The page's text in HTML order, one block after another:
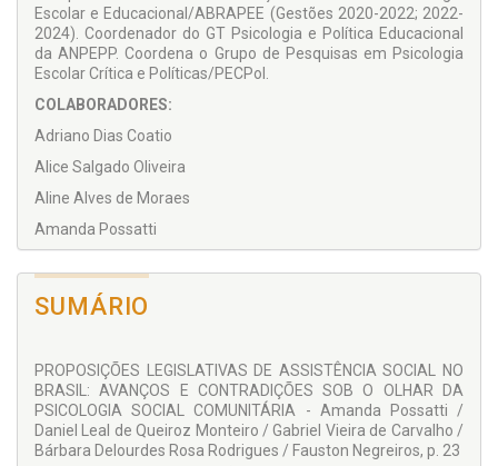
psicológicos.
Em síntese, acreditamos que a obra ainda possa servir para
estudantes de graduação e pós-graduação em Psicologia,
Ciência Política, Ciências Sociais e da Saúde e demais áreas
afins que tenham interesse em trilhar uma incursão no
na escuta atenta ao que tem sido pautado pela sociedade,
pelos movimentos sociais e pelas produções científicas das
universidades brasileiras ao inspirar a construção e
monitoramento de políticas públicas.
Prof. Dr. Fauston Negreiros
Professor e pesquisador da Universidade de Brasília/UnB
Escolar e Educacional/ABRAPEE (Gestões 2020-2022; 2022-
2024). Coordenador do GT Psicologia e Política Educacional
da ANPEPP. Coordena o Grupo de Pesquisas em Psicologia
Escolar Crítica e Políticas/PECPol.
COLABORADORES:
Adriano Dias Coatio
Alice Salgado Oliveira
Aline Alves de Moraes
Amanda Possatti
Bárbara Delourdes Rosa Rodrigues
Carolina Sousa Azulay
Christiane de Sousa da Silva
Clarisse Costa Republicano
SUMÁRIO
PROPOSIÇÕES LEGISLATIVAS DE ASSISTÊNCIA SOCIAL NO
BRASIL: AVANÇOS E CONTRADIÇÕES SOB O OLHAR DA
PSICOLOGIA SOCIAL COMUNITÁRIA - Amanda Possatti /
Daniel Leal de Queiroz Monteiro / Gabriel Vieira de Carvalho /
Bárbara Delourdes Rosa Rodrigues / Fauston Negreiros, p. 23